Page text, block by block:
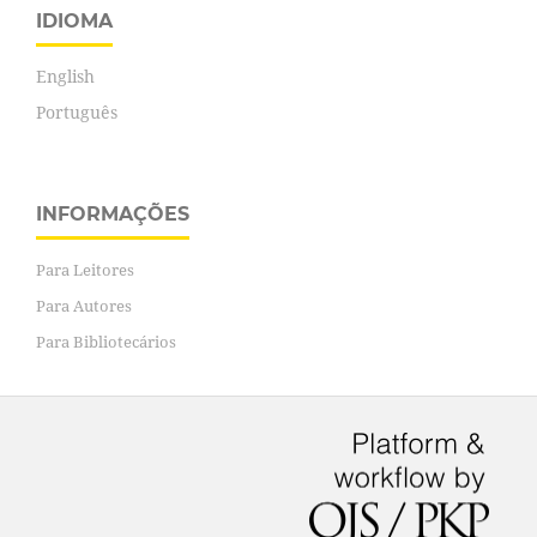
IDIOMA
English
Português
INFORMAÇÕES
Para Leitores
Para Autores
Para Bibliotecários